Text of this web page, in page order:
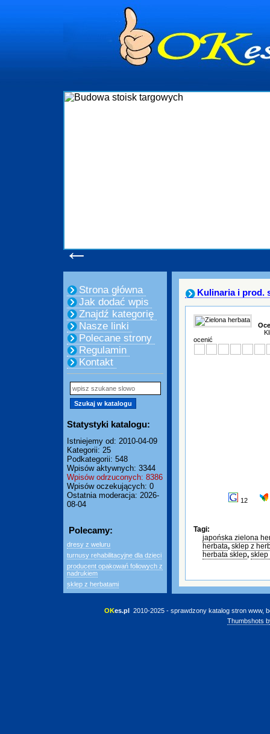
←
Strona główna
Jak dodać wpis
Znajdź kategorię
Nasze linki
Polecane strony
Regulamin
Kontakt
Statystyki katalogu:
Istniejemy od: 2010-04-09
Kategorii: 25
Podkategorii: 548
Wpisów aktywnych: 3344
Wpisów odrzuconych: 8386
Wpisów oczekujących: 0
Ostatnia moderacja: 2026-
08-04
Polecamy:
dresy z weluru
turnusy rehabilitacyjne dla dzieci
producent opakowań foliowych z
nadrukiem
sklep z herbatami
Kulinaria i prod.
ocenić
12
Tagi:
japońska zielona
herbata, sklep z
herbata sklep, sklep
OKes.pl 2010-2025 - sprawdzony katalog stron www,
Thumbshots